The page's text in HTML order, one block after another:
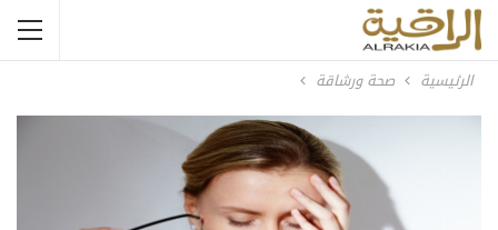
الرئيسية صحة ورشاقة